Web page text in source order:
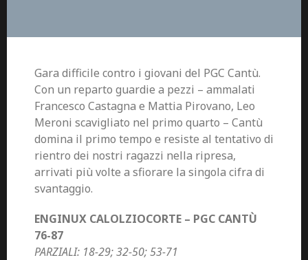
Gara difficile contro i giovani del PGC Cantù.
Con un reparto guardie a pezzi – ammalati
Francesco Castagna e Mattia Pirovano, Leo
Meroni scavigliato nel primo quarto – Cantù
domina il primo tempo e resiste al tentativo di
rientro dei nostri ragazzi nella ripresa,
arrivati più volte a sfiorare la singola cifra di
svantaggio.
ENGINUX CALOLZIOCORTE – PGC CANTÙ
76-87
PARZIALI: 18-29; 32-50; 53-71